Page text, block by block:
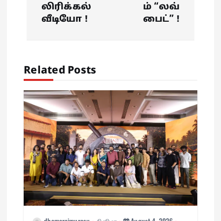
g
a
t
o
லிரிக்கல்
வீடியோ !
ம் “லவ்
பைட்” !
Related Posts